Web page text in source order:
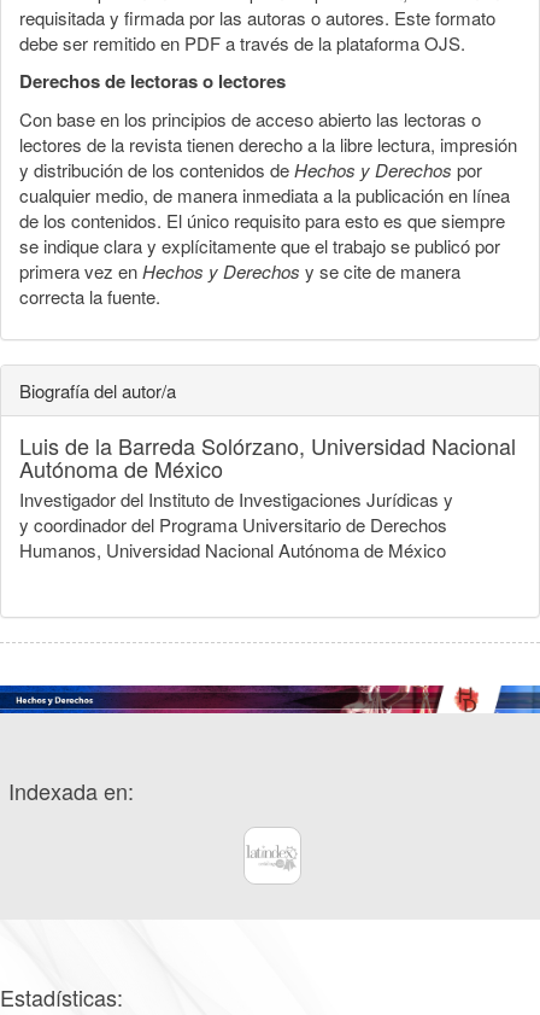
requisitada y firmada por las autoras o autores. Este formato
debe ser remitido en PDF a través de la plataforma OJS.
Derechos de lectoras o lectores
Con base en los principios de acceso abierto las lectoras o
lectores de la revista tienen derecho a la libre lectura, impresión
y distribución de los contenidos deHechos y Derechos por
cualquier medio, de manera inmediata a la publicación en línea
de los contenidos. El único requisito para esto es que siempre
se indique clara y explícitamente que el trabajo se publicó por
primera vez enHechos y Derechos y se cite de manera
correcta la fuente.
Biografía del autor/a
Luis de la Barreda Solórzano, Universidad Nacional
Autónoma de México
Investigador del Instituto de Investigaciones Jurídicas y
y coordinador del Programa Universitario de Derechos
Humanos, Universidad Nacional Autónoma de México
Indexada en:
Estadísticas: